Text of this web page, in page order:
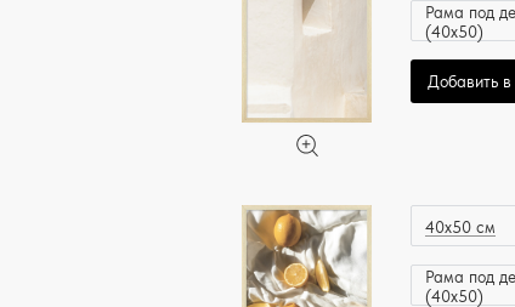
Рама под
(40x50)
Добавить в
40x50 см
Рама под
(40x50)